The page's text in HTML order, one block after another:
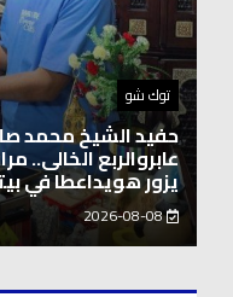
اخبار العرب
الاتحاد الدولي
بحضور نخبة من
المجتمعية
2026-08-06